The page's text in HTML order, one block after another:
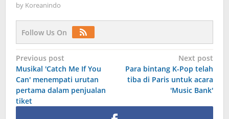
by Koreanindo
Follow Us On
Post
navigation
Previous post
Musikal 'Catch Me If You
Can' menempati urutan
pertama dalam penjualan
tiket
Next post
Para bintang K-Pop telah
tiba di Paris untuk acara
'Music Bank'